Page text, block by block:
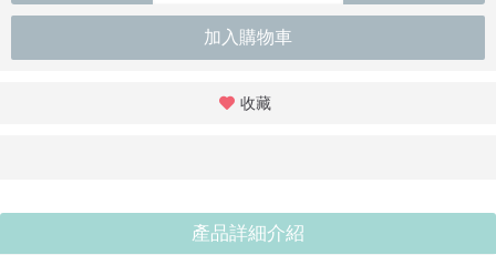
加入購物車
收藏
產品詳細介紹